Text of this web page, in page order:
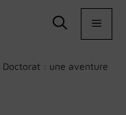
Doctorat : une aventure